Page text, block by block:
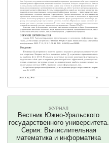
ЖУРНАЛ
Вестник Южно-Уральского
государственного университета.
Серия: Вычислительная
математика и информатика